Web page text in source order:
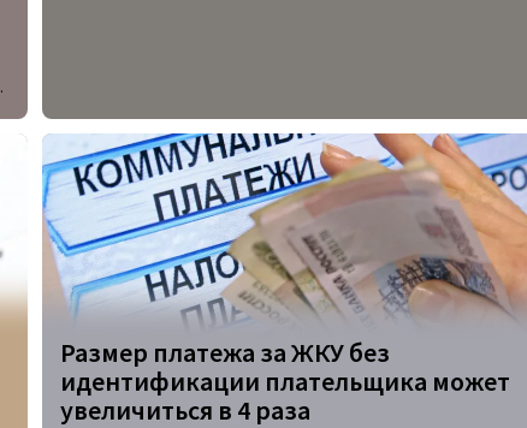
Размер платежа за ЖКУ без
идентификации плательщика может
увеличиться в 4 раза